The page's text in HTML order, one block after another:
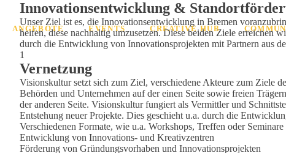
ANGEBOTE EVENTS CREATIVE HUB
Innovationsentwicklung &
Unser Ziel ist es, die Innovationsentwicklung in Bremen
helfen, diese nachhaltig umzusetzen. Diese beiden Ziele
durch die Entwicklung von Innovationsprojekten mit Partnern aus
1
Vernetzung
Visionskultur setzt sich zum Ziel, verschiedene Akteure zum Ziele
Behörden und Unternehmen auf der einen Seite sowie freien
der anderen Seite. Visionskultur fungiert als Vermittler und
Entstehung neuer Projekte. Dies geschieht u.a. durch die
Verschiedenen Formate, wie u.a. Workshops, Treffen oder
Entwicklung von Innovations- und Kreativzentren
Förderung von Gründungsvorhaben und Innovationsprojekten